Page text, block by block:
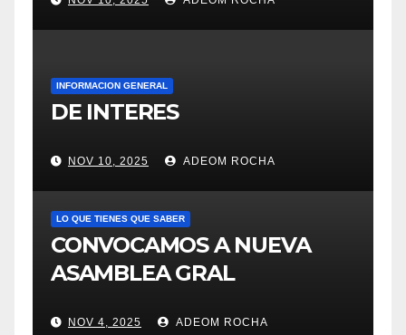
INFORMACION GENERAL
DE INTERES
NOV 10, 2025 ADEOM ROCHA
LO QUE TIENES QUE SABER
CONVOCAMOS A NUEVA
ASAMBLEA GRAL
NOV 4, 2025 ADEOM ROCHA